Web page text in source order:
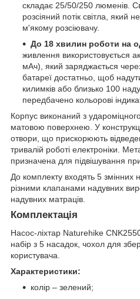
складає 25/50/250 люменів.
розсіяний потік світла, який
м'якому розсіювачу.
До 18 хвилин роботи на
живлення використовується
мАч), який заряджається
батареї достатньо, щоб
килимків або близько 100
передбачено кольорові
Корпус виконаний з
матовою поверхнею. У
отвори, що прискорюють
тривалій роботі електроніки.
призначена для підвішування
До комплекту входять 5 змінних
різними клапанами надувних
надувних матраців.
Комплектація
Насос-ліхтар Naturehike
набір з 5 насадок, чохол для
користувача.
Характеристики:
колір – зелений;